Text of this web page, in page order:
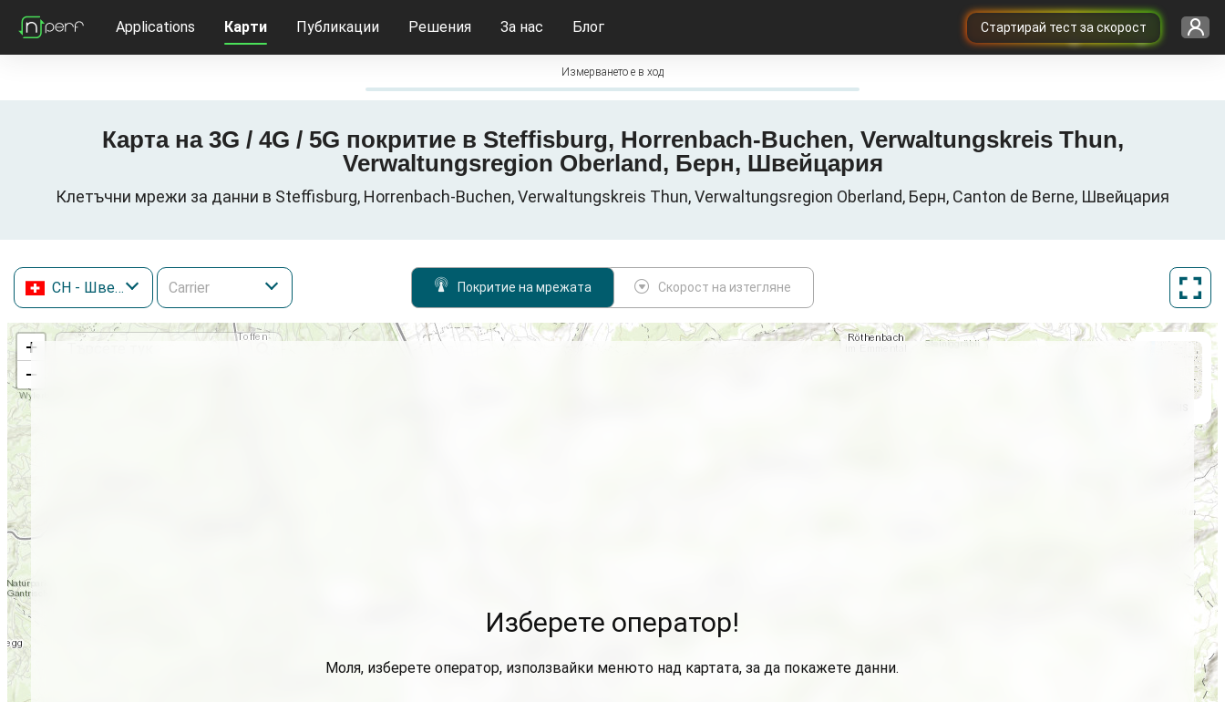
Cтартирай тест за скорост
Applications Карти Публикации Решения За нас Блог
Измерването е в ход
Карта на 3G / 4G / 5G покритие в Steffisburg, Horrenbach-Buchen, Verwaltungskreis Thun,
Verwaltungsregion Oberland, Берн, Швейцария
Клетъчни мрежи за данни в Steffisburg, Horrenbach-Buchen, Verwaltungskreis Thun, Verwaltungsregion Oberland, Берн, Canton de Berne, Швейцария
CH - Швейцария Покритие на мрежата Скорост на изтегляне
+
−
Изберете оператор!
Моля, изберете оператор, използвайки менюто над картата, за да покажете данни.